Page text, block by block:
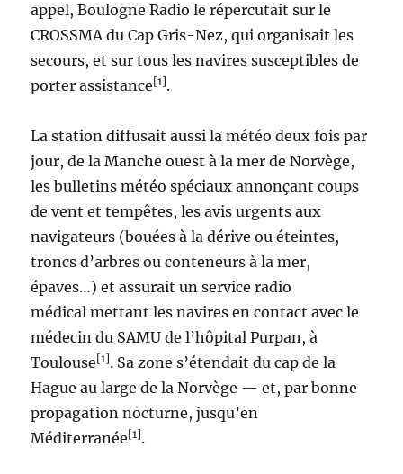
appel, Boulogne Radio le répercutait sur le
CROSSMA du Cap Gris-Nez, qui organisait les
secours, et sur tous les navires susceptibles de
porter assistance[1].
La station diffusait aussi la météo deux fois par
jour, de la Manche ouest à la mer de Norvège,
les bulletins météo spéciaux annonçant coups
de vent et tempêtes, les avis urgents aux
navigateurs (bouées à la dérive ou éteintes,
troncs d’arbres ou conteneurs à la mer,
épaves…) et assurait un service radio
médical mettant les navires en contact avec le
médecin du SAMU de l’hôpital Purpan, à
Toulouse[1]. Sa zone s’étendait du cap de la
Hague au large de la Norvège — et, par bonne
propagation nocturne, jusqu’en
Méditerranée[1].